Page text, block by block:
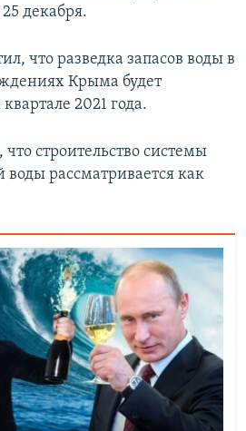
декабря.
что разведка запасов воды в
Крыма будет
2021 года.
строительство системы
рассматривается как